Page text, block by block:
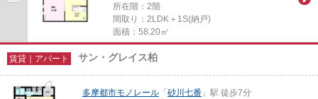
所在階：2階
間取り：2LDK＋1S(納戸)
面積：58.20㎡
賃貸｜アパート サン・グレイス柏
多摩都市モノレール 「 砂川七番 」駅 徒歩7分